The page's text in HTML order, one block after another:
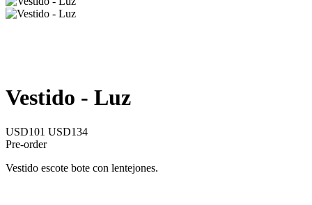
Vestido - Luz
USD101 USD134
Pre-order
Vestido escote bote con lentejones.